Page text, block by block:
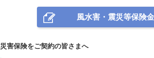
風水害・震災等保険
災害保険をご契約の皆さまへ